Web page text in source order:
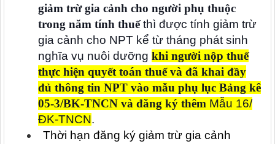
giảm trừ gia cảnh cho người phụ thuộc
trong năm tính thuếthì được tính giảm trừ
gia cảnh cho NPT kể từ tháng phát sinh
nghĩa vụ nuôi dưỡng khi người nộp thuế
thực hiện quyết toán thuế và đã khai đầy
đủ thông tin NPT vào mẫu phụ lục Bảng kê
05-3/BK-TNCN và đăng ký thêm Mẫu 16/
ĐK-TNCN.
Thời hạn đăng ký giảm trừ gia cảnh